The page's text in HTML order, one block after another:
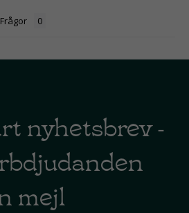
Frågor
nyhetsbrev -
mejl